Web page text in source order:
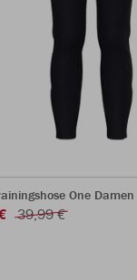
One Damen
39,99 €